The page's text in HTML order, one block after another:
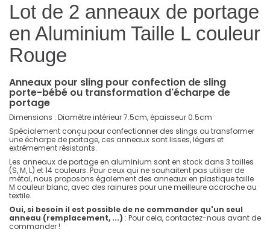
Lot de 2 anneaux de portage
en Aluminium Taille L couleur
Rouge
Anneaux pour sling pour confection de sling
porte-bébé ou transformation d'écharpe de
portage
Dimensions : Diamètre intérieur 7.5cm, épaisseur 0.5cm
Spécialement conçu pour confectionner des slings ou transformer
une écharpe de portage, ces anneaux sont lisses, légers et
extrêmement résistants.
Les anneaux de portage en aluminium sont en stock dans 3 tailles
(S, M, L) et 14 couleurs. Pour ceux qui ne souhaitent pas utiliser de
métal, nous proposons également des anneaux en plastique taille
M couleur blanc, avec des rainures pour une meilleure accroche au
textile.
Oui, si besoin il est possible de ne commander qu'un seul
anneau (remplacement, ...) : Pour cela, contactez-nous avant de
commander !